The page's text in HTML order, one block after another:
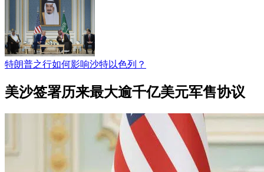
特朗普之行如何影响沙特以色列？
美沙签署历来最大逾千亿美元军售协议